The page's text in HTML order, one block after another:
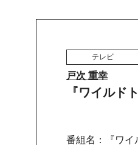
テレビ
戸次 重幸
『ワイルド
番組名：『ワイ